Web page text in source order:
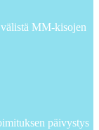
MM-kisojen
päivystys